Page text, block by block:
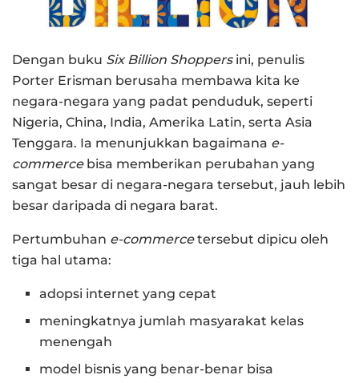
Dengan buku Six Billion Shoppersini, penulis
Porter Erisman berusaha membawa kita ke
negara-negara yang padat penduduk, seperti
Nigeria, China, India, Amerika Latin, serta Asia
Tenggara. Ia menunjukkan bagaimana e-
commercebisa memberikan perubahan yang
sangat besar di negara-negara tersebut, jauh lebih
besar daripada di negara barat.
Pertumbuhan e-commercetersebut dipicu oleh
tiga hal utama:
adopsi internet yang cepat
meningkatnya jumlah masyarakat kelas
menengah
model bisnis yang benar-benar bisa